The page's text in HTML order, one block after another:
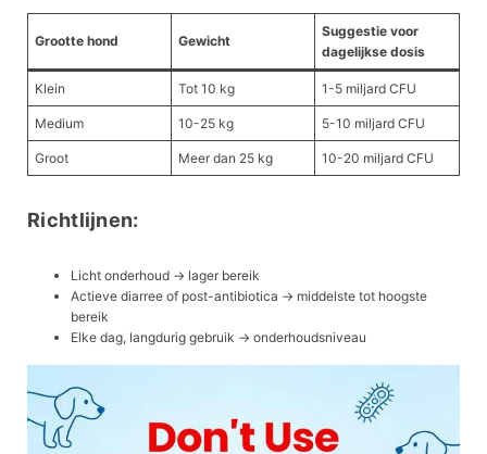
Grootte hond Gewicht
Suggestie voor
dagelijkse dosis
Klein Tot 10 kg 1-5 miljard CFU
Medium 10-25 kg 5-10 miljard CFU
Groot Meer dan 25 kg 10-20 miljard CFU
Richtlijnen:
Licht onderhoud → lager bereik
Actieve diarree of post-antibiotica → middelste tot hoogste
bereik
Elke dag, langdurig gebruik → onderhoudsniveau